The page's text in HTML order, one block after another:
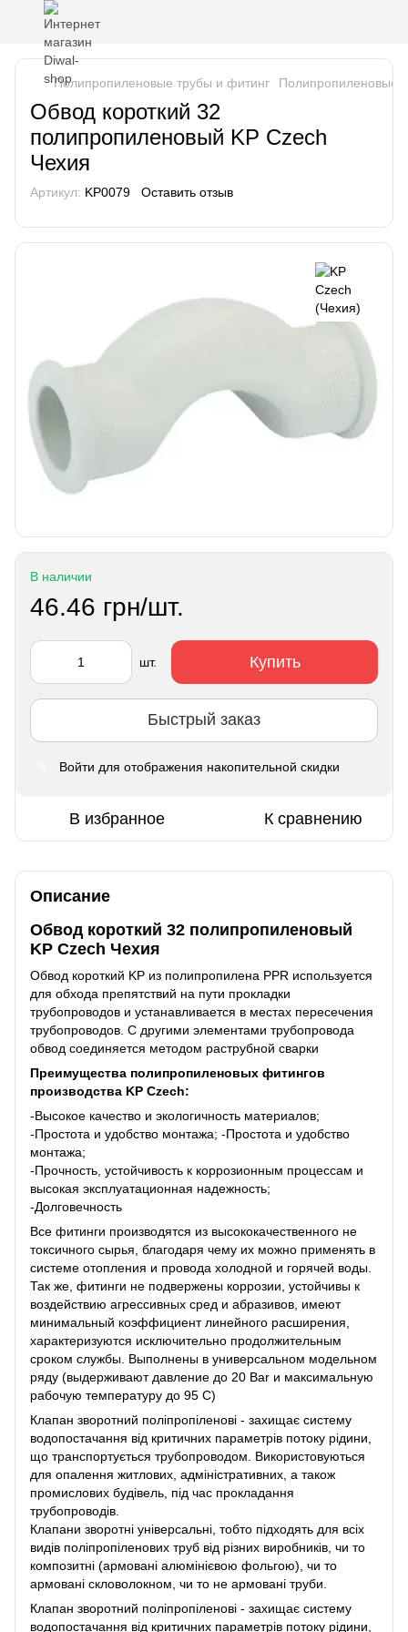
Полипропиленовые трубы и фитинг Полипропиленовые
Обвод короткий 32
полипропиленовый KP Czech
Чехия
Артикул: KP0079 Оставить отзыв
В наличии
46.46 грн/шт.
шт. Купить
Быстрый заказ
Войти для отображения накопительной скидки
В избранное К сравнению
Описание
Обвод короткий 32 полипропиленовый
KP Czech Чехия
Обвод короткий KP из полипропилена PPR используется
для обхода препятствий на пути прокладки
трубопроводов и устанавливается в местах пересечения
трубопроводов. С другими элементами трубопровода
обвод соединяется методом раструбной сварки
Преимущества полипропиленовых фитингов
производства KP Czech:
-Высокое качество и экологичность материалов;
-Простота и удобство монтажа; -Простота и удобство
монтажа;
-Прочность, устойчивость к коррозионным процессам и
высокая эксплуатационная надежность;
-Долговечность
Все фитинги производятся из высококачественного не
токсичного сырья, благодаря чему их можно применять в
системе отопления и провода холодной и горячей воды.
Так же, фитинги не подвержены коррозии, устойчивы к
воздействию агрессивных сред и абразивов, имеют
минимальный коэффициент линейного расширения,
характеризуются исключительно продолжительным
сроком службы. Выполнены в универсальном модельном
ряду (выдерживают давление до 20 Bar и максимальную
рабочую температуру до 95 C)
Клапан зворотний поліпропіленові - захищає систему
водопостачання від критичних параметрів потоку рідини,
що транспортується трубопроводом. Використовуються
для опалення житлових, адміністративних, а також
промислових будівель, під час прокладання
трубопроводів.
Клапани зворотні універсальні, тобто підходять для всіх
видів поліпропіленових труб від різних виробників, чи то
композитні (армовані алюмінієвою фольгою), чи то
армовані скловолокном, чи то не армовані труби.
Клапан зворотний поліпропіленові - захищає систему
водопостачання від критичних параметрів потоку рідини,